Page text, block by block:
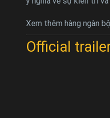
Xem thêm hàng ngàn
Official